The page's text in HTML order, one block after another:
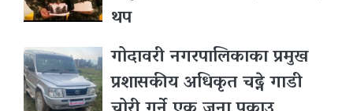
थप
गोदावरी नगरपालिकाका प्रमुख
प्रशासकीय अधिकृत चढ्ने गाडी